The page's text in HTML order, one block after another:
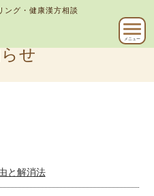
ング・健康漢方相談
メニュー
せ
と解消法